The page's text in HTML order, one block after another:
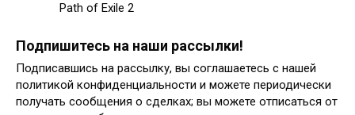
Path of Exile 2
Подпишитесь на наши рассылки!
Подписавшись на рассылку, вы соглашаетесь с нашей
политикой конфиденциальности и можете периодически
получать сообщения о сделках; вы можете отписаться от